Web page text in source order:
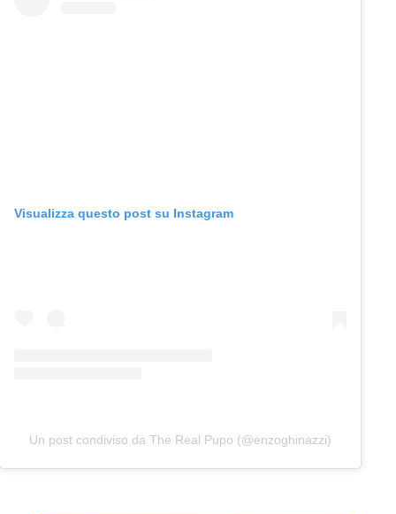
Visualizza questo post su Instagram
Un post condiviso da The Real Pupo (@enzoghinazzi)